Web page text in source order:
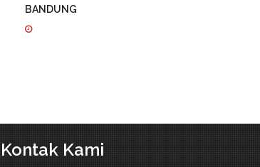
BANDUNG
Kontak Kami